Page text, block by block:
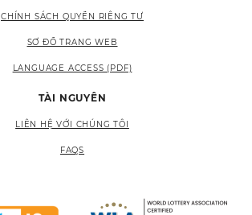
CHÍNH SÁCH QUYỀN RIÊNG TƯ
SƠ ĐỒ TRANG WEB
LANGUAGE ACCESS (PDF)
TÀI NGUYÊN
LIÊN HỆ VỚI CHÚNG TÔI
FAQS